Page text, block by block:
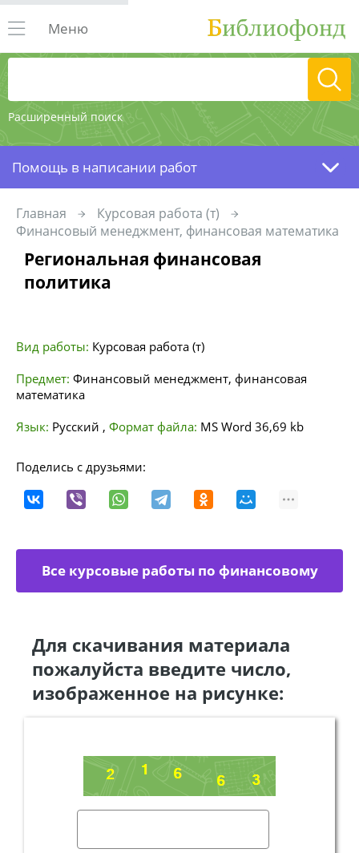
Расширенный поиск
Меню
Помощь в написании работ
Главная
Курсовая работа (т)
Финансовый менеджмент, финансовая математика
Региональная финансовая
политика
Вид работы: Курсовая работа (т)
Предмет: Финансовый менеджмент, финансовая
математика
Язык: Русский , Формат файла: MS Word 36,69 kb
Поделись с друзьями:
Все курсовые работы по финансовому
Для скачивания материала
пожалуйста введите число,
изображенное на рисунке: